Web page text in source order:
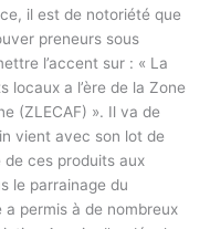
il est de notoriété que
preneurs sous
l’accent sur : « La
a l’ère de la Zone
(ZLECAF) ». Il va de
vient avec son lot de
de ces produits aux
le parrainage du
permis à de nombreux